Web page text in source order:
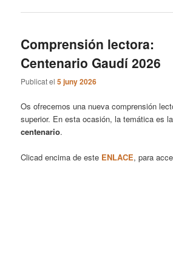
Comprensión lectora:
Centenario Gaudí 2026
Publicat el5 juny 2026
Os ofrecemos una nueva comprensión
superior. En esta ocasión, la temática es
centenario.
Clicad encima de este ENLACE, para